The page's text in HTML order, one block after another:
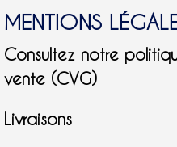
MENTIONS
Consultez notre
vente (CVG)
Livraisons